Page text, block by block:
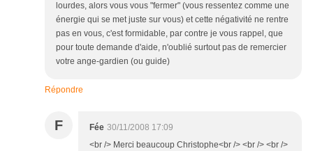
lourdes, alors vous vous "fermer" (vous ressentez comme une
énergie qui se met juste sur vous) et cette négativité ne rentre
pas en vous, c'est formidable, par contre je vous rappel, que
pour toute demande d'aide, n'oublié surtout pas de remercier
votre ange-gardien (ou guide)
Répondre
F Fée 30/11/2008 17:09
<br /> Merci beaucoup Christophe<br /> <br /> <br />